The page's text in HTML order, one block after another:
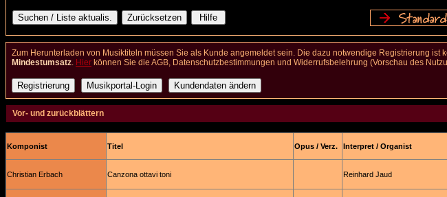
Zum Herunterladen von Musiktiteln müssen Sie als Kunde angemeldet sein. Die dazu notwendige Registrierung ist
Mindestumsatz. Hier können Sie die AGB, Datenschutzbestimmungen und Widerrufsbelehrung (Vorschau des
Vor- und zurückblättern
Komponist Titel Opus / Verz. Interpret / Organist
Christian Erbach Canzona ottavi toni Reinhard Jaud